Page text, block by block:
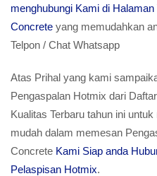
menghubungi Kami di
Concrete yang memudahkan
Telpon / Chat Whatsapp
Atas Prihal yang kami
Pengaspalan Hotmix dari
Kualitas Terbaru tahun ini
mudah dalam memesan
Concrete Kami Siap anda
Pelaspisan Hotmix.